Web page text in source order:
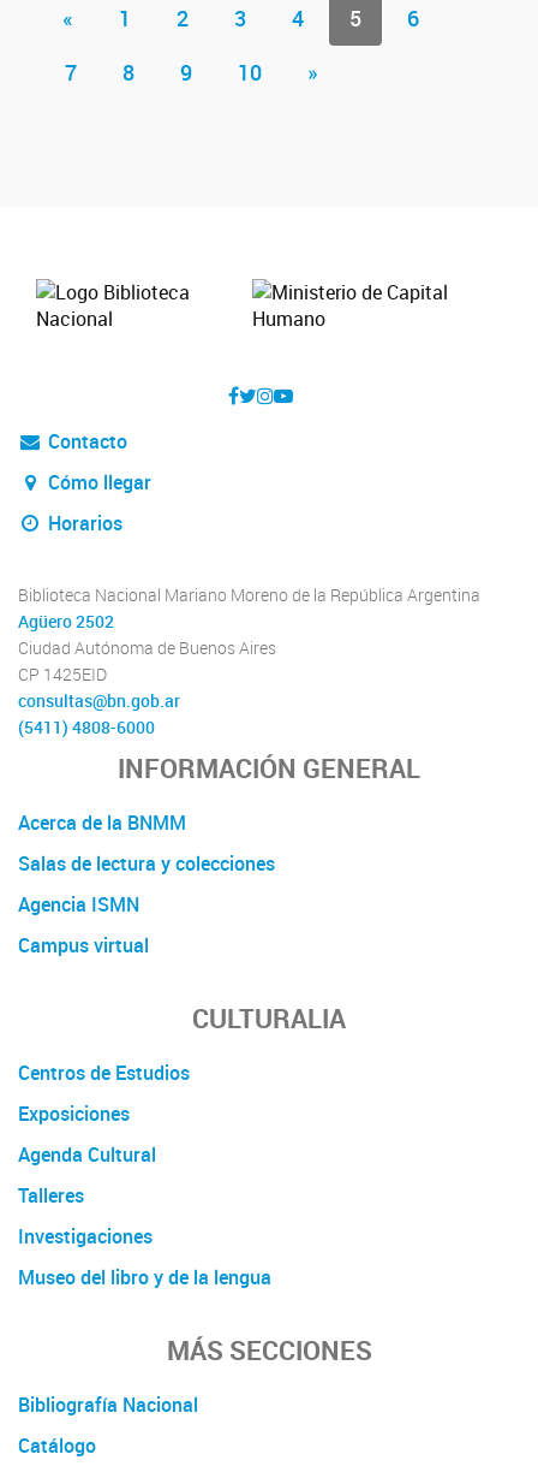
« 1 2 3 4 5
6
7
8 9 10 »
Contacto
Cómo llegar
Horarios
Biblioteca Nacional Mariano Moreno de la República Argentina
Agüero 2502
Ciudad Autónoma de Buenos Aires
CP 1425EID
consultas@bn.gob.ar
(5411) 4808-6000
INFORMACIÓN GENERAL
Acerca de la BNMM
Salas de lectura y colecciones
Agencia ISMN
Campus virtual
CULTURALIA
Centros de Estudios
Exposiciones
Agenda Cultural
Talleres
Investigaciones
Museo del libro y de la lengua
MÁS SECCIONES
Bibliografía Nacional
Catálogo